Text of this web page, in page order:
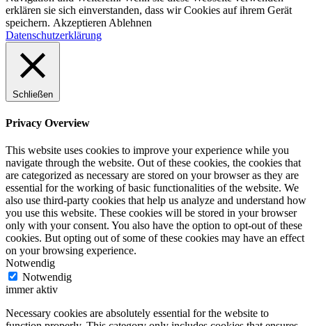
erklären sie sich einverstanden, dass wir Cookies auf ihrem Gerät
speichern. AkzeptierenAblehnen
Datenschutzerklärung
Schließen
Privacy Overview
This website uses cookies to improve your experience while you
navigate through the website. Out of these cookies, the cookies that
are categorized as necessary are stored on your browser as they are
essential for the working of basic functionalities of the website. We
also use third-party cookies that help us analyze and understand how
you use this website. These cookies will be stored in your browser
only with your consent. You also have the option to opt-out of these
cookies. But opting out of some of these cookies may have an effect
on your browsing experience.
Notwendig
Notwendig
immer aktiv
Necessary cookies are absolutely essential for the website to